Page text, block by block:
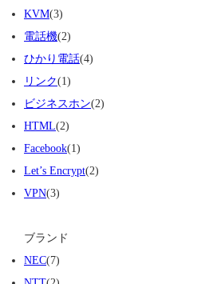
KVM(3)
電話機(2)
ひかり電話(4)
リンク(1)
ビジネスホン(2)
HTML(2)
Facebook(1)
Let’s Encrypt(2)
VPN(3)
ブランド
NEC(7)